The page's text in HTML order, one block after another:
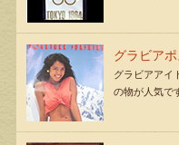
グラビア
グラビアアイ
の物が人気で